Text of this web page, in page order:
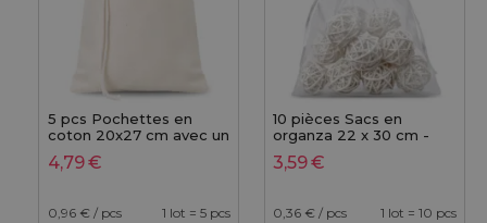
5 pcs Pochettes en
coton 20x27 cm avec un
pour cadeaux
4,79€
0,96 € / pcs 1 lot = 5 pcs
10 pièces Sacs en
organza 22 x 30 cm -
3,59€
0,36 € / pcs 1 lot = 10 pcs